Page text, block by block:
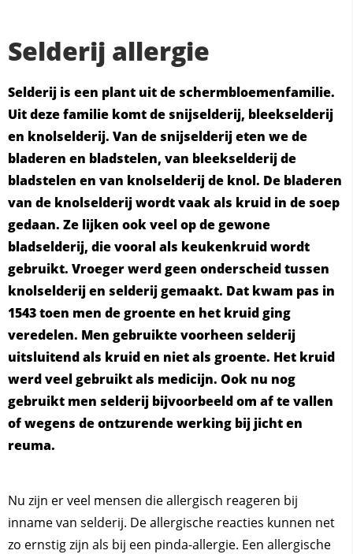
Selderij allergie
Selderij is een plant uit de schermbloemenfamilie.
Uit deze familie komt de snijselderij, bleekselderij
en knolselderij. Van de snijselderij eten we de
bladeren en bladstelen, van bleekselderij de
bladstelen en van knolselderij de knol. De bladeren
van de knolselderij wordt vaak als kruid in de soep
gedaan. Ze lijken ook veel op de gewone
bladselderij, die vooral als keukenkruid wordt
gebruikt. Vroeger werd geen onderscheid tussen
knolselderij en selderij gemaakt. Dat kwam pas in
1543 toen men de groente en het kruid ging
veredelen. Men gebruikte voorheen selderij
uitsluitend als kruid en niet als groente. Het kruid
werd veel gebruikt als medicijn. Ook nu nog
gebruikt men selderij bijvoorbeeld om af te vallen
of wegens de ontzurende werking bij jicht en
reuma.
Nu zijn er veel mensen die allergisch reageren bij
inname van selderij. De allergische reacties kunnen net
zo ernstig zijn als bij een pinda-allergie. Een allergische